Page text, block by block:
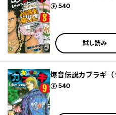
540
ポイント
試し読み
爆音伝説カブラギ（
540
ポイント